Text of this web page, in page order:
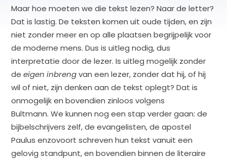
Maar hoe moeten we die tekst lezen? Naar de letter?
Dat is lastig. De teksten komen uit oude tijden, en zijn
niet zonder meer en op alle plaatsen begrijpelijk voor
de moderne mens. Dus is uitleg nodig, dus
interpretatie door de lezer. Is uitleg mogelijk zonder
deeigen inbrengvan een lezer, zonder dat hij, of hij
wil of niet, zijn denken aan de tekst oplegt? Dat is
onmogelijk en bovendien zinloos volgens
Bultmann. We kunnen nog een stap verder gaan: de
bijbelschrijvers zelf, de evangelisten, de apostel
Paulus enzovoort schreven hun tekst vanuit een
gelovig standpunt, en bovendien binnen de literaire